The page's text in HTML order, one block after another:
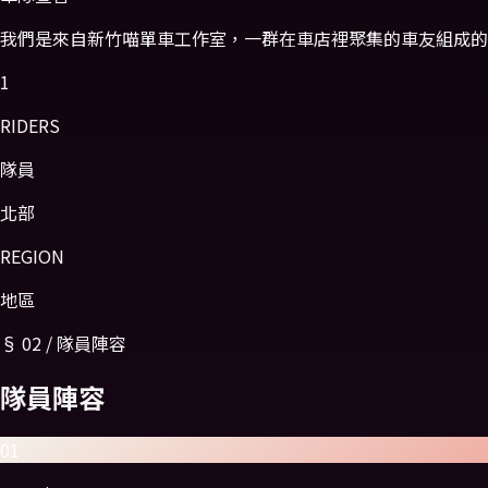
我們是來自新竹喵單車工作室，一群在車店裡聚集的車友組成
1
RIDERS
隊員
北部
REGION
地區
§ 02 / 隊員陣容
隊員陣容
01